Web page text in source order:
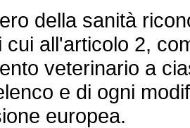
della sanità
cui all'articolo 2,
veterinario a
e di ogni
europea.